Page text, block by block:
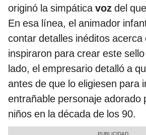
originó la simpáticavoz del
En esa línea, el animador
contar detalles inéditos acerca
inspiraron para crear este
lado, el empresario detalló a
antes de que lo eligiesen para
entrañable personaje adorado
niños en la década de los 90.